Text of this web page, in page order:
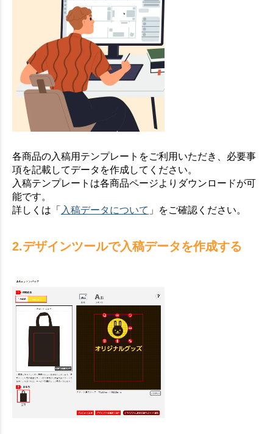
各商品の入稿用テンプレートをご利用いただき、必要事
項を記載してデータを作成してください。
入稿テンプレートは各商品ページよりダウンロードが可
能です。
詳しくは「 入稿データについて 」をご確認ください。
2.デザインツールで入稿データを作成する